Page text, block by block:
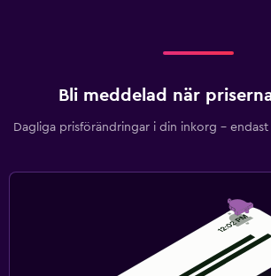
Bli meddelad när
Dagliga prisförändringar i din inkorg –